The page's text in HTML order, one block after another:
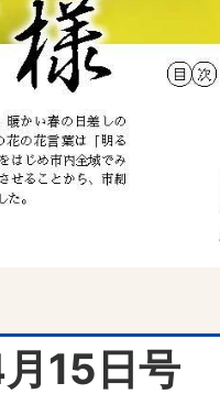
15日号